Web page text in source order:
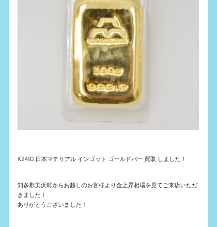
K24IG 日本マテリアル インゴット ゴールドバー 買取 しました！
知多郡美浜町からお越しのお客様より金上昇相場を見てご来店いただ
きました！
ありがとうございました！